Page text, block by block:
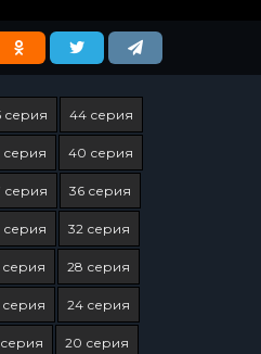
серия 44 серия
серия 40 серия
серия 36 серия
серия 32 серия
серия 28 серия
серия 24 серия
серия 20 серия